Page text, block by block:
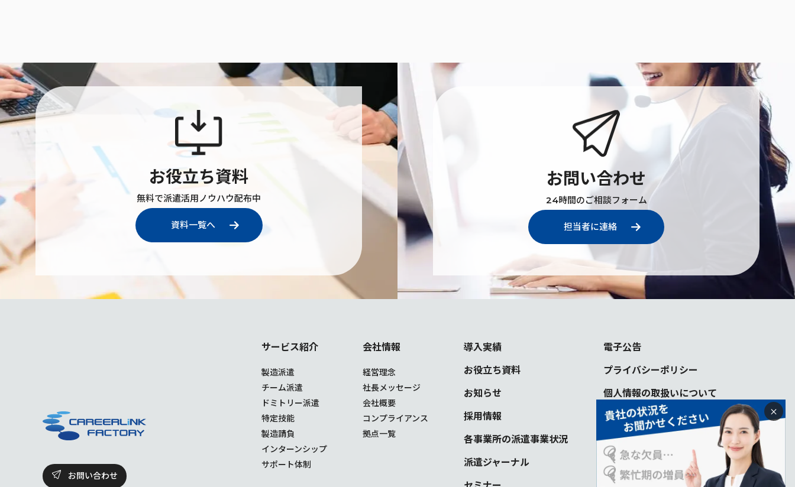
×
お役立ち資料
無料で派遣活用ノウハウ配布中
資料一覧へ
お問い合わせ
24時間のご相談フォーム
担当者に連絡
お問い合わせ
サービス紹介
製造派遣
チーム派遣
ドミトリー派遣
特定技能
製造請負
インターンシップ
サポート体制
会社情報
経営理念
社長メッセージ
会社概要
コンプライアンス
拠点一覧
導入実績
お役立ち資料
お知らせ
採用情報
各事業所の派遣事業状況
派遣ジャーナル
電子公告
プライバシーポリシー
個人情報の取扱いについて